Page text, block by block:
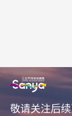
敬请关注后